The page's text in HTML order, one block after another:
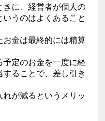
に、経営者が個人の
うのはよくあること
金は最終的には精算
定のお金を一度に経
ることで、差し引き
が減るというメリッ